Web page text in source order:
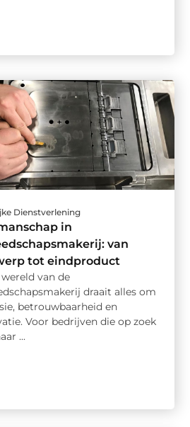
Dienstverlening
in
van
tot eindproduct
van de
draait alles om
betrouwbaarheid en
Voor bedrijven die op zoek
...